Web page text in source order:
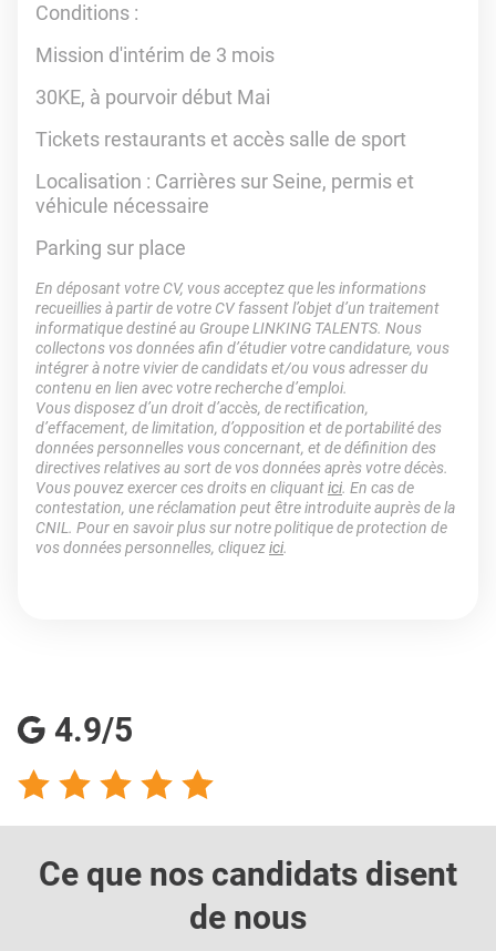
Conditions :
Mission d'intérim de 3 mois
30KE, à pourvoir début Mai
Tickets restaurants et accès salle de sport
Localisation : Carrières sur Seine, permis et
véhicule nécessaire
Parking sur place
En déposant votre CV, vous acceptez que les informations
recueillies à partir de votre CV fassent l’objet d’un traitement
informatique destiné au Groupe LINKING TALENTS. Nous
collectons vos données afin d’étudier votre candidature, vous
intégrer à notre vivier de candidats et/ou vous adresser du
contenu en lien avec votre recherche d’emploi.
Vous disposez d’un droit d’accès, de rectification,
d’effacement, de limitation, d’opposition et de portabilité des
données personnelles vous concernant, et de définition des
directives relatives au sort de vos données après votre décès.
Vous pouvez exercer ces droits en cliquantici. En cas de
contestation, une réclamation peut être introduite auprès de la
CNIL. Pour en savoir plus sur notre politique de protection de
vos données personnelles, cliquezici.
4.9/5
Ce que nos candidats disent
de nous